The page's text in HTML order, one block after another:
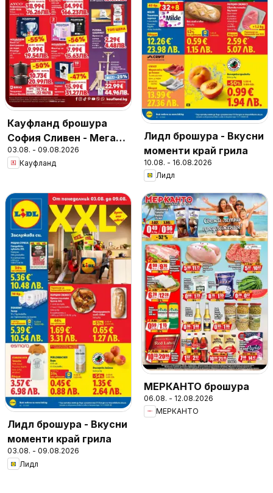
Кауфланд брошура
София Сливен - Мега
оферти
03.08. - 09.08.2026
Кауфланд
Лидл брошура - Вкусни
моменти край грила
10.08. - 16.08.2026
Лидл
Лидл брошура - Вкусни
моменти край грила
03.08. - 09.08.2026
Лидл
МЕРКАНТО брошура
06.08. - 12.08.2026
МЕРКАНТО